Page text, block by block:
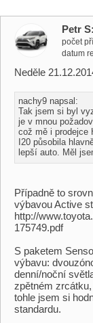
Petr S
počet
datum
Neděle
nachy9 napsal:
Tak jsem si byl
je v mnou
což mě i prodejce
I20 působila
lepší auto. Měl
Případně to
výbavou Active
http://
175749.pdf
S paketem
výbavu:
denní/noční
zpětném
tohle jsem si
standardu.